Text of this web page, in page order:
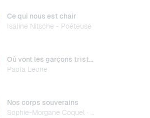
Ce qui nous est chair
Isaline Nitsche - Poéteuse
Où vont les garçons tristes ?
Paola Leone
Nos corps souverains
Sophie-Morgane Coquel · Poétesse